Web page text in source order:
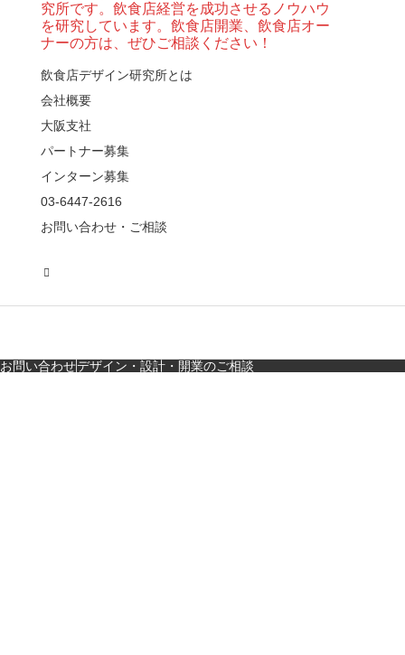
【Queux Norme（クゥ
ノルム）】女子会にお
薦めな&…
な店舗デザイン
料理・個室の距離感か
究所です。飲食店経営を成功させるノウハウ
を研究しています。飲食店開業、飲食店オー
ナーの方は、ぜひご相談ください！
飲食店デザイン研究所とは
会社概要
大阪支社
パートナー募集
インターン募集
03-6447-2616
お問い合わせ・ご相談
お問い合わせデザイン・設計・開業のご相談